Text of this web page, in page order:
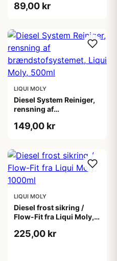
89,00 kr
LIQUI MOLY
Diesel System Reiniger,
rensning af
Liqui Moly, 500ml
149,00 kr
LIQUI MOLY
Diesel frost sikring /
Flow-Fit fra Liqui Moly,
225,00 kr